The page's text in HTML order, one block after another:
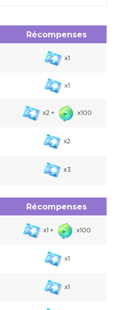
Récompenses
x1
x1
x2 + x100
x2
x3
Récompenses
x1 + x100
x1
x1